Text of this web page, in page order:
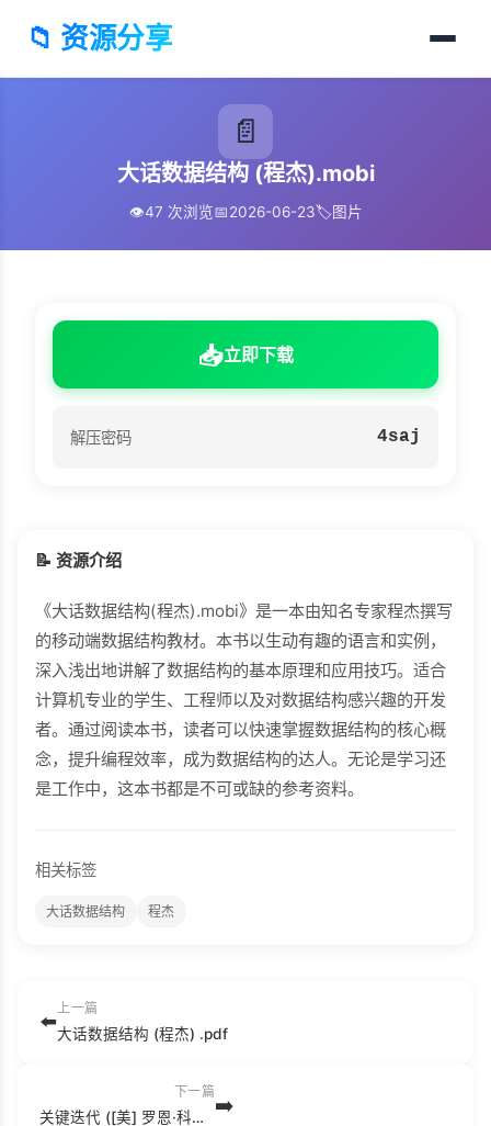
📁 资源分享
📄
大话数据结构 (程杰).mobi
👁️47 次浏览📅2026-06-23🏷️图片
📥立即下载
解压密码 4saj
📝 资源介绍
《大话数据结构(程杰).mobi》是一本由知名专家程杰撰写
的移动端数据结构教材。本书以生动有趣的语言和实例，
深入浅出地讲解了数据结构的基本原理和应用技巧。适合
计算机专业的学生、工程师以及对数据结构感兴趣的开发
者。通过阅读本书，读者可以快速掌握数据结构的核心概
念，提升编程效率，成为数据结构的达人。无论是学习还
是工作中，这本书都是不可或缺的参考资料。
相关标签
大话数据结构 程杰
⬅️
上一篇
大话数据结构 (程杰) .pdf
下一篇
关键迭代 ([美] 罗恩·科哈维（Ron Kohavi）,[美] 黛安·唐（Diane Tang） etc.).pdf ➡️